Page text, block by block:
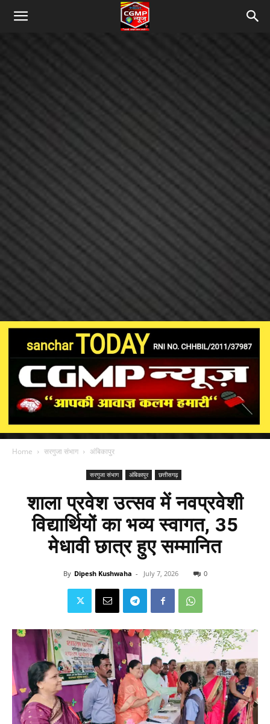
Home सरगुजा संभाग अंबिकापुर
सरगुजा संभाग अंबिकापुर छत्तीसगढ़
शाला प्रवेश उत्सव में नवप्रवेशी
विद्यार्थियों का भव्य स्वागत, 35
मेधावी छात्र हुए सम्मानित
By Dipesh Kushwaha - July 7, 2026 0